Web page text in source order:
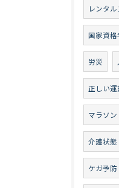
レンタ
国家資
労災
正しい運
マラソン
介護状態
ケガ予防